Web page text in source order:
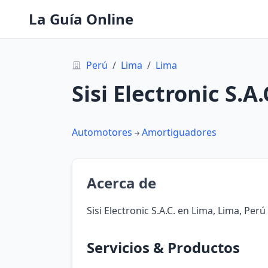
La Guía Online
Perú / Lima / Lima
Sisi Electronic
Automotores Amortiguadores
Acerca de
Sisi Electronic S.A.C. en Lima, Lima, Perú
Servicios & Productos